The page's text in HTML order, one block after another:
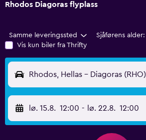
Rhodos Diagoras flyplass
Samme leveringssted Sjåførens alder:
Vis kun biler fra Thrifty
Rhodos, Hellas - Diagoras (RHO)
lø. 15.8. 12:00 - lø. 22.8. 12:00